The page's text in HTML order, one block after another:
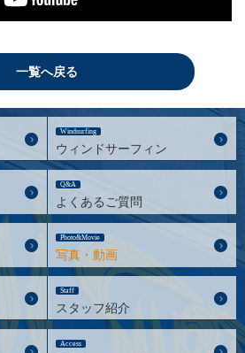
一覧へ戻る
Windsurfing
ウィンドサーフィン
Q&A
よくあるご質問
Photo&Movie
写真・動画
Staff
スタッフ紹介
Access